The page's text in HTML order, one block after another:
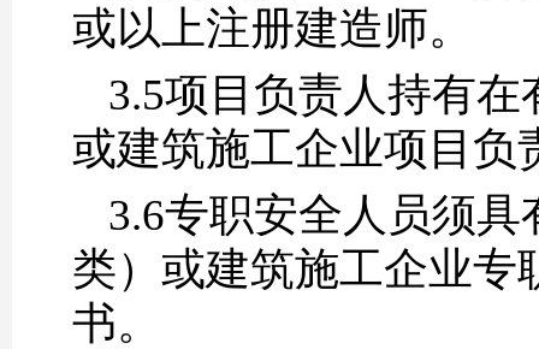
或以上注册建造师。
3.5项目负责人持有
或建筑施工企业项目负
3.6专职安全人员须
类）或建筑施工企业专
书。